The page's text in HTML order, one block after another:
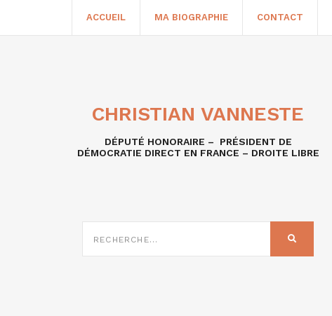
ACCUEIL MA BIOGRAPHIE CONTACT
CHRISTIAN VANNESTE
DÉPUTÉ HONORAIRE – PRÉSIDENT DE
DÉMOCRATIE DIRECT EN FRANCE – DROITE LIBRE
SUR